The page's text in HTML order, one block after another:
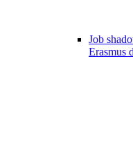
Job
Erasmus